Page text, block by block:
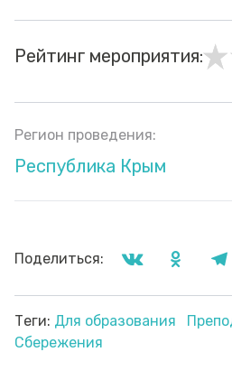
Рейтинг мероприятия:
Регион проведения:
Республика Крым
Поделиться:
Теги: Для образования
Сбережения